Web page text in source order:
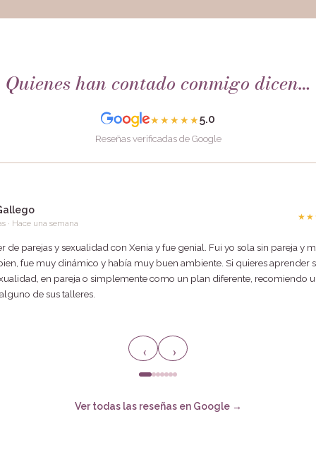
Quienes han contado conmigo dicen…
★★★★★5.0
Reseñas verificadas de Google
· Hace una semana
de parejas y sexualidad con Xenia y fue genial. Fui yo sola sin pareja y
fue muy dinámico y había muy buen ambiente. Si quieres aprender
en pareja o simplemente como un plan diferente, recomiendo
de sus talleres.
‹ ›
Ver todas las reseñas en Google →